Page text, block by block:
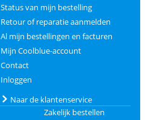
Status van mijn bestelling
Retour of reparatie aanmelden
Al mijn bestellingen en facturen
Mijn Coolblue-account
Contact
Inloggen
Naar de klantenservice
Zakelijk bestellen